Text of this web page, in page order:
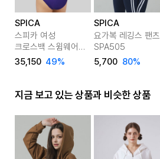
SPICA
스피카 여성
크로스백 스윔웨어
SPA102 딥퍼플
35,150 49%
SPICA
요가복 레깅스 팬츠
SPA505
5,700 80%
지금 보고 있는 상품과 비슷한 상품